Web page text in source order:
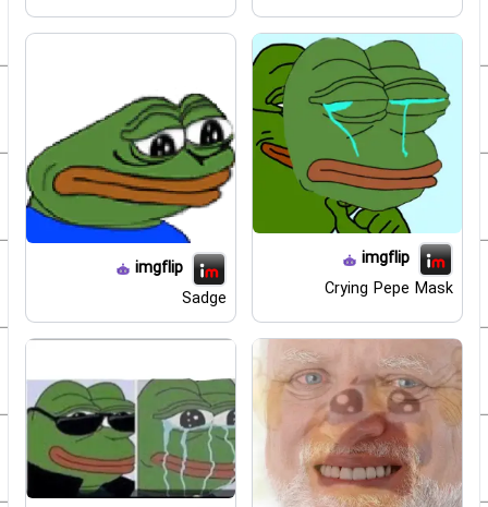
imgflip
Crying Pepe Mask
imgflip
Sadge